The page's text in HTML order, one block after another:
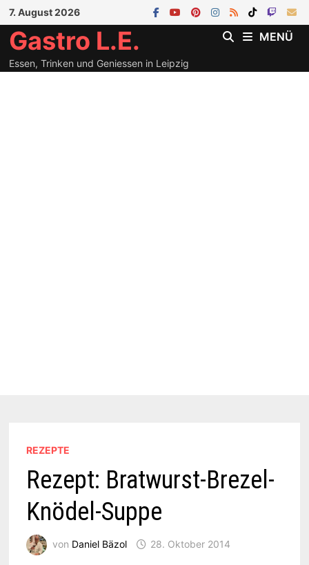
Zum
Inhalt
springen
7. August 2026
Gastro L.E.
Essen, Trinken und Geniessen in Leipzig
MENÜ
REZEPTE
Rezept: Bratwurst-Brezel-
Knödel-Suppe
von Daniel Bäzol 28. Oktober 2014